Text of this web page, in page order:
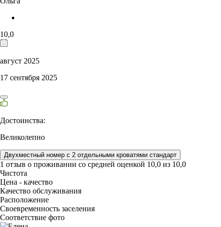
10,0
август 2025
17 сентября 2025
Достоинства:
Великолепно
Двухместный номер с 2 отдельными кроватями стандарт
1 отзыв о проживании со средней оценкой 10,0 из 10,0
Чистота
Цена - качество
Качество обслуживания
Расположение
Своевременность заселения
Соответствие фото